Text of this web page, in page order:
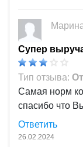
Супер
Тип отзыва:
Самая норм
спасибо что
Ответить
26.02.2024